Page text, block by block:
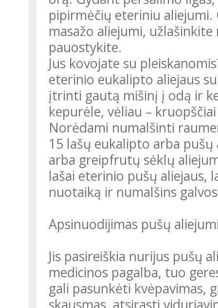
pipirmėčių eteriniu aliejumi.
masažo aliejumi,
pauostykite.
Jus kovojate su
eterinio eukalipto aliejaus
įtrinti gautą mišinį į odą ir
kepurėle, vėliau –
Norėdami numalšinti
15 lašų eukalipto arba
arba greipfrutų sėklų
lašai eterinio pušų aliejaus,
nuotaiką ir numalšins
Apsinuodijimas pušų
Jis pasireiškia nurijus pušų
medicinos pagalba, tuo
gali pasunkėti kvėpavimas,
skausmas, atsirasti